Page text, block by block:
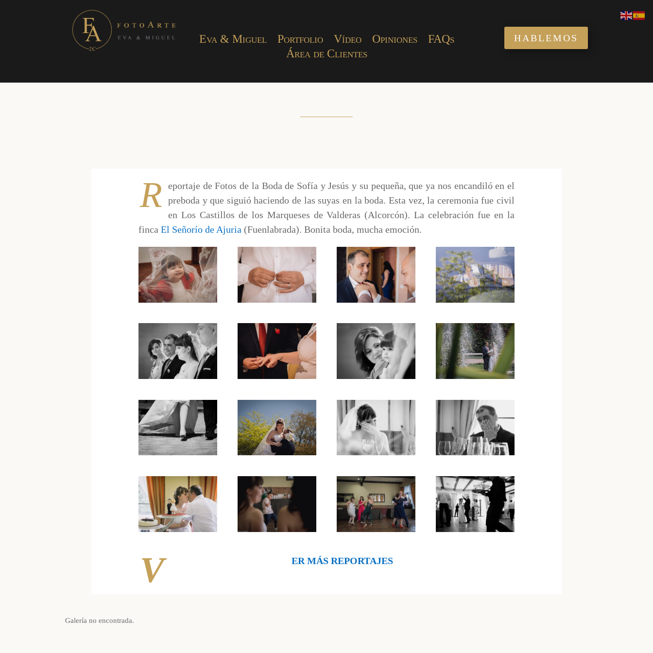
Eva & Miguel Portfolio Vídeo Opiniones
FAQs
Área de Clientes
HABLEMOS
R eportaje de Fotos de la Boda de Sofía y Jesús y su pequeña, que ya nos encandiló en el
preboda y que siguió haciendo de las suyas en la boda. Esta vez, la ceremonia fue civil
en Los Castillos de los Marqueses de Valderas (Alcorcón). La celebración fue en la
finca El Señorío de Ajuria (Fuenlabrada). Bonita boda, mucha emoción.
V ER MÁS REPORTAJES
Galería no encontrada.